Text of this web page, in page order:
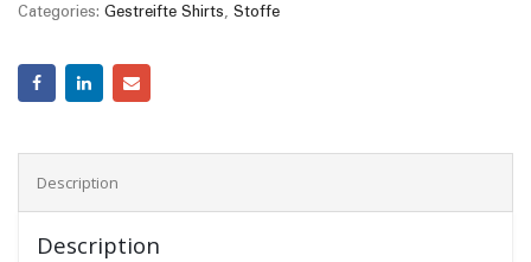
Categories: Gestreifte Shirts, Stoffe
Description
Description